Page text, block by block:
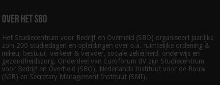
Over het SBO
Het Studiecentrum voor Bedrijf en Overheid (SBO) organiseert jaarlijks
zo’n 200 studiedagen en opleidingen over o.a. ruimtelijke ordening &
milieu, bestuur, verkeer & vervoer, sociale zekerheid, onderwijs en
gezondheidszorg. Onderdeel van Euroforum BV zijn Studiecentrum
voor Bedrijf en Overheid (SBO), Nederlands Instituut voor de Bouw
(NIB) en Secretary Management Instituut (SMI).